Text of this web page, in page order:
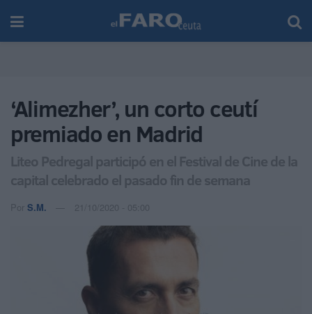
‘Alimezher’, un corto ceutí
premiado en Madrid
Liteo Pedregal participó en el Festival de Cine de la
capital celebrado el pasado fin de semana
Por S.M. 21/10/2020 - 05:00